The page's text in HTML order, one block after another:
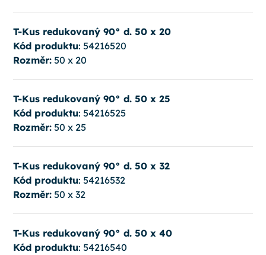
T-Kus redukovaný 90° d. 50 x 20
Kód produktu: 54216520
Rozměr:50 x 20
T-Kus redukovaný 90° d. 50 x 25
Kód produktu: 54216525
Rozměr:50 x 25
T-Kus redukovaný 90° d. 50 x 32
Kód produktu: 54216532
Rozměr:50 x 32
T-Kus redukovaný 90° d. 50 x 40
Kód produktu: 54216540